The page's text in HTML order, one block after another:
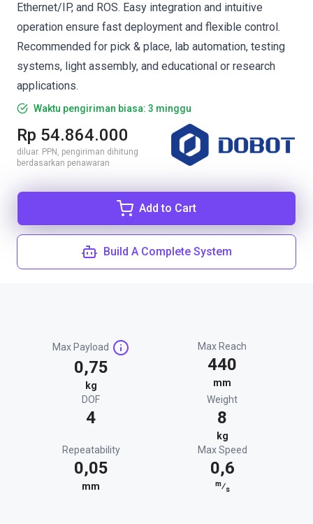
Ethernet/IP, and ROS. Easy integration and intuitive
operation ensure fast deployment and flexible control.
Recommended for pick & place, lab automation, testing
systems, light assembly, and educational or research
applications.
Waktu pengiriman biasa: 3 minggu
Rp 54.864.000
diluar. PPN, pengiriman dihitung
berdasarkan penawaran
Add to Cart
Build A Complete System
Max Payload
0,75
kg
Max Reach
440
mm
DOF
4
Weight
8
kg
Repeatability
0,05
mm
Max Speed
0,6
m⁄s